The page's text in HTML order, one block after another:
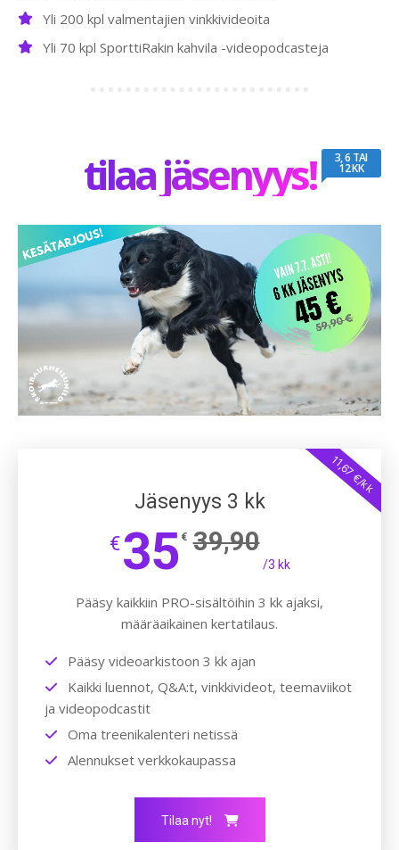
Yli 200 kpl valmentajien vinkkivideoita
Yli 70 kpl SporttiRakin kahvila -videopodcasteja
tilaa jäsenyys! 3, 6 TAI
12 KK
11,67 €/kk
Jäsenyys 3 kk
€35 € 39,90
/3 kk
Pääsy kaikkiin PRO-sisältöihin 3 kk ajaksi,
määräaikainen kertatilaus.
Pääsy videoarkistoon 3 kk ajan
Kaikki luennot, Q&A:t, vinkkivideot, teemaviikot
ja videopodcastit
Oma treenikalenteri netissä
Alennukset verkkokaupassa
Tilaa nyt!